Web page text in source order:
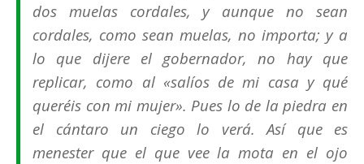
dos muelas cordales, y aunque no sean
cordales, como sean muelas, no importa; y a
lo que dijere el gobernador, no hay que
replicar, como al «salíos de mi casa y qué
queréis con mi mujer». Pues lo de la piedra en
el cántaro un ciego lo verá. Así que es
menester que el que vee la mota en el ojo